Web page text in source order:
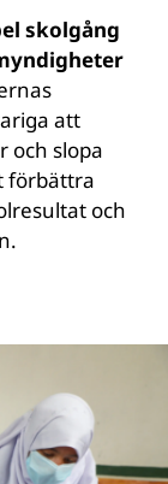
skolgång
att
och slopa
förbättra
och